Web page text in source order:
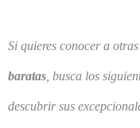
Si quieres conocer a
baratas , busca los
descubrir sus